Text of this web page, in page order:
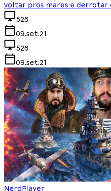
voltar pros mares e derrotar
526
09.set.21
526
09.set.21
NerdPlayer